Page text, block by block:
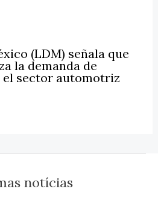
(LDM) señala que
la demanda de
el sector automotriz
notícias